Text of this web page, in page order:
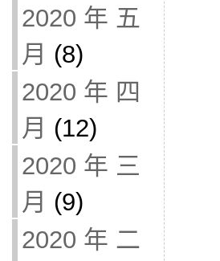
2020 年 五
月 (8)
2020 年 四
月 (12)
2020 年 三
月 (9)
2020 年 二